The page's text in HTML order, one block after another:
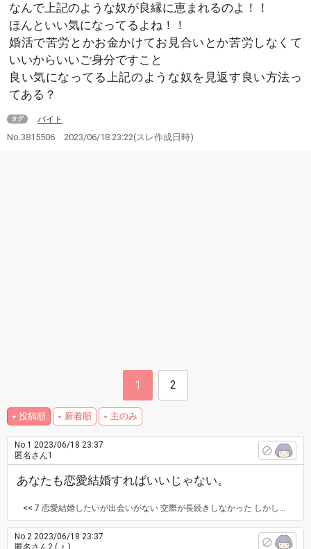
なんで上記のような奴が良縁に恵まれるのよ！！
ほんといい気になってるよね！！
婚活で苦労とかお金かけてお見合いとか苦労しなくて
いいからいいご身分ですこと
良い気になってる上記のような奴を見返す良い方法っ
てある？
タグ バイト
No.3815506 2023/06/18 23:22(スレ作成日時)
1 2
投稿順 新着順 主のみ
No.1 2023/06/18 23:37
匿名さん1
あなたも恋愛結婚すればいいじゃない。
<< 7 恋愛結婚したいが出会いがない 交際が長続きしなかった しかし、嫌な奴は交際、結婚とこぎつけてるんだよな。 性格最悪だけど見捨てられないんだよ。
No.2 2023/06/18 23:37
匿名さん2 ( ♀ )